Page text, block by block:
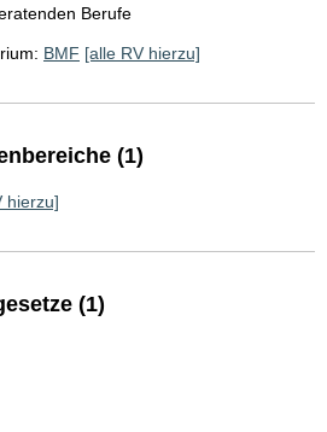
Berufe
BMF [alle RV hierzu]
(1)
hierzu]
(1)